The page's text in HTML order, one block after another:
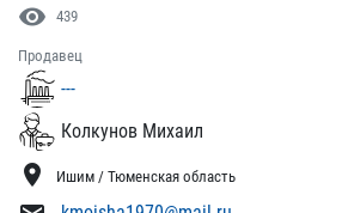
visibility 439
Продавец
---
Колкунов Михаил
location_on Ишим / Тюменская область